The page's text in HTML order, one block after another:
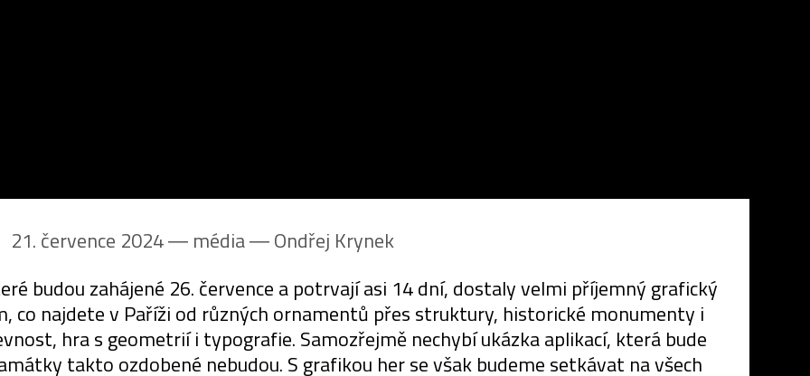
21. července 2024 ― média ―Ondřej Krynek
budou zahájené 26. července a potrvají asi 14 dní, dostaly velmi příjemný grafický
co najdete v Paříži od různých ornamentů přes struktury, historické monumenty i
hra s geometrií i typografie. Samozřejmě nechybí ukázka aplikací, která bude
takto ozdobené nebudou. S grafikou her se však budeme setkávat na všech